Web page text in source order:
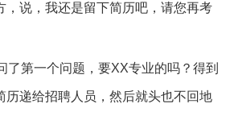
，说，我还是留下简历吧，请您再考
了第一个问题，要XX专业的吗？得到
历递给招聘人员，然后就头也不回地